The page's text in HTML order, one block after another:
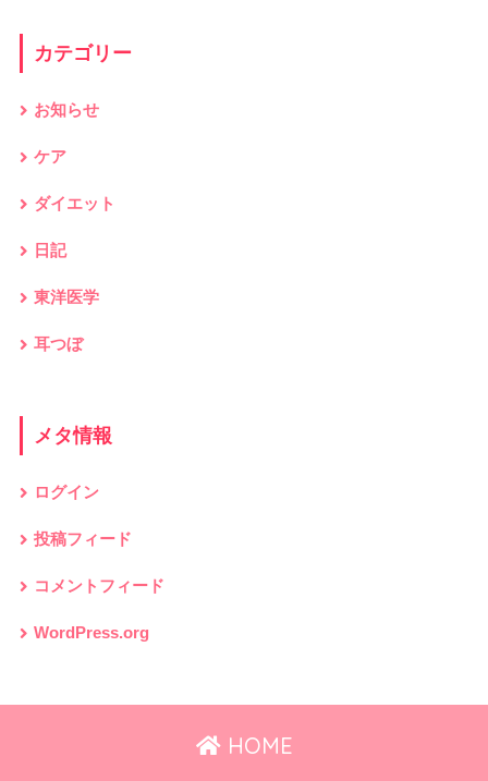
カテゴリー
お知らせ
ケア
ダイエット
日記
東洋医学
耳つぼ
メタ情報
ログイン
投稿フィード
コメントフィード
WordPress.org
HOME